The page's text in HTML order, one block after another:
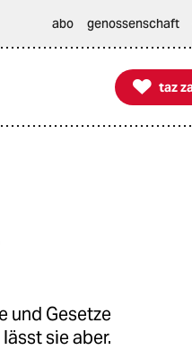
abo genossenschaft

taz zahl
taz
und Gesetze
sie aber.